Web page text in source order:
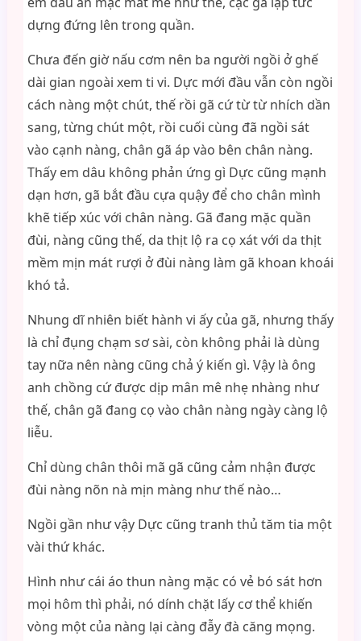
dựng đứng lên trong quần.
Chưa đến giờ nấu cơm nên ba người ngồi ở ghế
dài gian ngoài xem ti vi. Dực mới đầu vẫn còn ngồi
cách nàng một chút, thế rồi gã cứ từ từ nhích dần
sang, từng chút một, rồi cuối cùng đã ngồi sát
vào cạnh nàng, chân gã áp vào bên chân nàng.
Thấy em dâu không phản ứng gì Dực cũng mạnh
dạn hơn, gã bắt đầu cựa quậy để cho chân mình
khẽ tiếp xúc với chân nàng. Gã đang mặc quần
đùi, nàng cũng thế, da thịt lộ ra cọ xát với da thịt
mềm mịn mát rượi ở đùi nàng làm gã khoan khoái
khó tả.
Nhung dĩ nhiên biết hành vi ấy của gã, nhưng thấy
là chỉ đụng chạm sơ sài, còn không phải là dùng
tay nữa nên nàng cũng chả ý kiến gì. Vậy là ông
anh chồng cứ được dịp mân mê nhẹ nhàng như
thế, chân gã đang cọ vào chân nàng ngày càng lộ
liễu.
Chỉ dùng chân thôi mã gã cũng cảm nhận được
đùi nàng nõn nà mịn màng như thế nào…
Ngồi gần như vậy Dực cũng tranh thủ tăm tia một
vài thứ khác.
Hình như cái áo thun nàng mặc có vẻ bó sát hơn
mọi hôm thì phải, nó dính chặt lấy cơ thể khiến
vòng một của nàng lại càng đẫy đà căng mọng.